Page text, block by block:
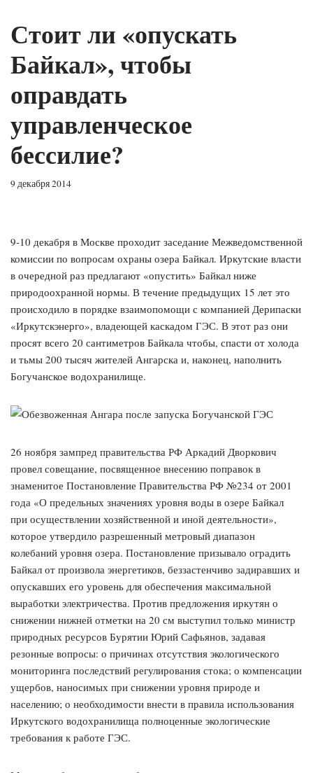
Стоит ли «опускать
Байкал», чтобы
оправдать
управленческое
бессилие?
9 декабря 2014
9-10 декабря в Москве проходит заседание Межведомственной
комиссии по вопросам охраны озера Байкал. Иркутские власти
в очередной раз предлагают «опустить» Байкал ниже
природоохранной нормы. В течение предыдущих 15 лет это
происходило в порядке взаимопомощи с компанией Дерипаски
«Иркутскэнерго», владеющей каскадом ГЭС. В этот раз они
просят всего 20 сантиметров Байкала чтобы, спасти от холода
и тьмы 200 тысяч жителей Ангарска и, наконец, наполнить
Богучанское водохранилище.
26 ноября зампред правительства РФ Аркадий Дворкович
провел совещание, посвященное внесению поправок в
знаменитое Постановление Правительства РФ №234 от 2001
года «О предельных значениях уровня воды в озере Байкал
при осуществлении хозяйственной и иной деятельности»,
которое утвердило разрешенный метровый диапазон
колебаний уровня озера. Постановление призывало оградить
Байкал от произвола энергетиков, беззастенчиво задиравших и
опускавших его уровень для обеспечения максимальной
выработки электричества. Против предложения иркутян о
снижении нижней отметки на 20 см выступил только министр
природных ресурсов Бурятии Юрий Сафьянов, задавая
резонные вопросы: о причинах отсутствия экологического
мониторинга последствий регулирования стока; о компенсации
ущербов, наносимых при снижении уровня природе и
населению; о необходимости внести в правила использования
Иркутского водохранилища полноценные экологические
требования к работе ГЭС.